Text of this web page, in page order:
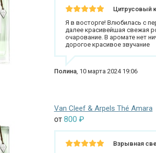
Цитрусовый
Я в восторге! Влюбилась с
далее красивейшая свежая
очарование. В аромате нет
дорогое красивое звучание
Полина, 10 марта 2024 19:06
Van Cleef & Arpels Thé Amara
от 800 ₽
Взрывная